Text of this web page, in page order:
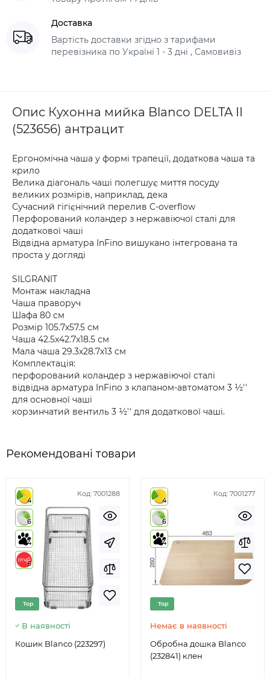
Доставка
Вартість доставки згідно з тарифами
перевізника по Україні 1 - 3 дні , Самовивіз
Опис Кухонна мийка Blanco DELTA II
(523656) антрацит
Ергономічна чаша у формі трапеції, додаткова чаша та
крило
Велика діагональ чаші полегшує миття посуду
великих розмірів, наприклад, дека
Сучасний гігієнічний перелив C-overflow
Перфорований коландер з нержавіючої сталі для
додаткової чаші
Відвідна арматура InFino вишукано інтегрована та
проста у догляді
SILGRANIT
Монтаж накладна
Чаша праворуч
Шафа 80 см
Розмір 105.7х57.5 см
Чаша 42.5х42.7х18.5 см
Мала чаша 29.3х28.7х13 см
Комплектація:
перфорований коландер з нержавіючої сталі
відвідна арматура InFino з клапаном-автоматом 3 ½''
для основної чаші
корзинчатий вентиль 3 ½'' для додаткової чаші.
Рекомендовані товари
Код: 7001288
4
6
4
6
Top
В наявності
Кошик Blanco (223297)
Код: 7001277
4
6
4
Top
Немає в наявності
Обробна дошка Blanco
(232841) клен